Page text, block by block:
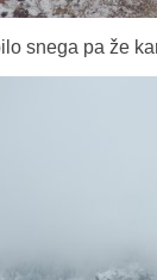
snega pa že